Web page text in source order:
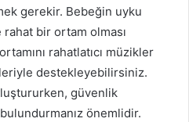
gerekir. Bebeğin uyku
rahat bir ortam olması
rahatlatıcı müzikler
destekleyebilirsiniz.
güvenlik
önemlidir.